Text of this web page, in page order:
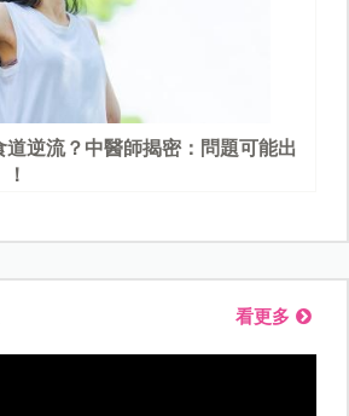
逆流？中醫師揭密：問題可能出
看更多